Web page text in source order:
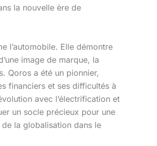
la nouvelle ère de
l’automobile. Elle démontre
image de marque, la
Qoros a été un pionnier,
financiers et ses difficultés à
avec l’électrification et
un socle précieux pour une
la globalisation dans le